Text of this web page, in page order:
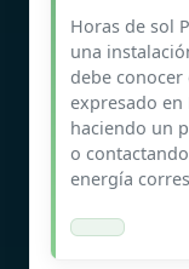
Horas de sol
una
debe
expresado en
haciendo un
o
energía